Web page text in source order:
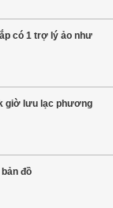
có 1 trợ lý ảo như
giờ lưu lạc phương
đồ